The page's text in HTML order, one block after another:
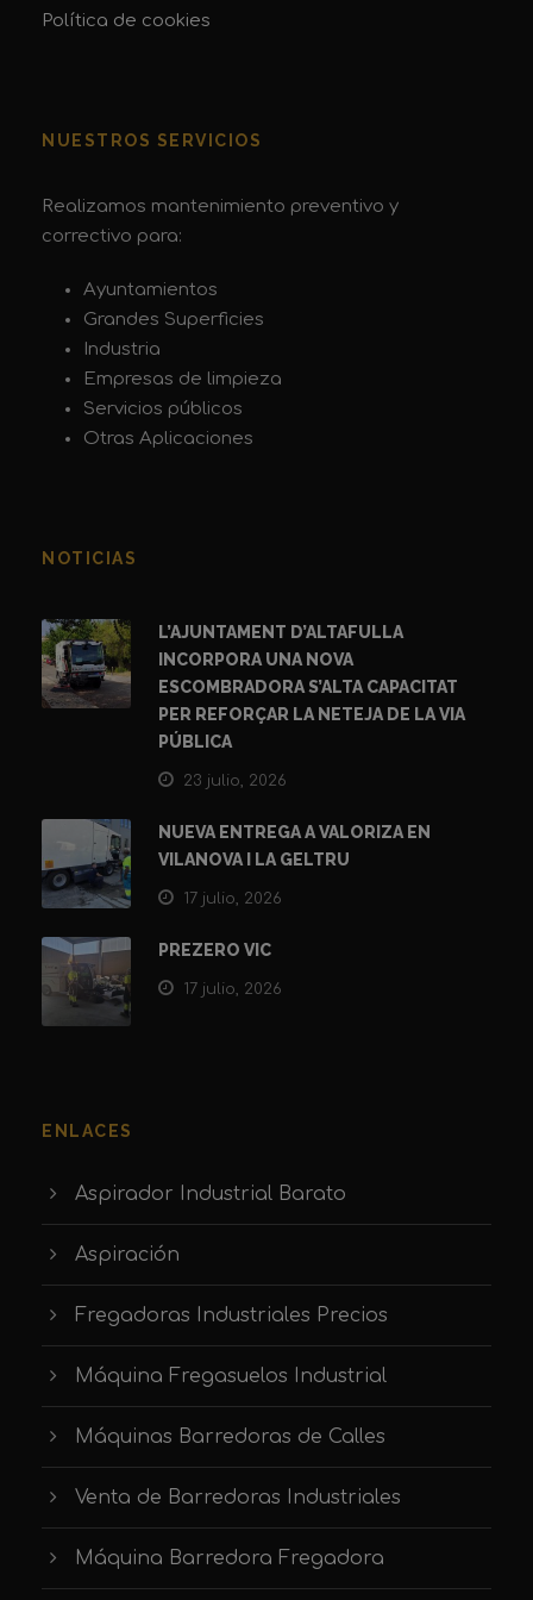
Política de cookies
NUESTROS SERVICIOS
Realizamos mantenimiento preventivo y
correctivo para:
Ayuntamientos
Grandes Superficies
Industria
Empresas de limpieza
Servicios públicos
Otras Aplicaciones
NOTICIAS
L’AJUNTAMENT D’ALTAFULLA
INCORPORA UNA NOVA
ESCOMBRADORA S’ALTA CAPACITAT
PER REFORÇAR LA NETEJA DE LA VIA
PÚBLICA
23 julio, 2026
NUEVA ENTREGA A VALORIZA EN
VILANOVA I LA GELTRU
17 julio, 2026
PREZERO VIC
17 julio, 2026
ENLACES
Aspirador Industrial Barato
Aspiración
Fregadoras Industriales Precios
Máquina Fregasuelos Industrial
Máquinas Barredoras de Calles
Venta de Barredoras Industriales
Máquina Barredora Fregadora